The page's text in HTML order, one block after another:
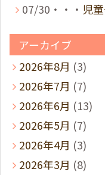
07/30・・・ 児
アーカイブ
2026年8月 (3)
2026年7月 (7)
2026年6月 (13)
2026年5月 (7)
2026年4月 (3)
2026年3月 (8)